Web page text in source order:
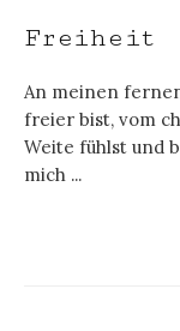
Freiheit
An meinen
freier bist, vom
Weite fühlst und
mich ...